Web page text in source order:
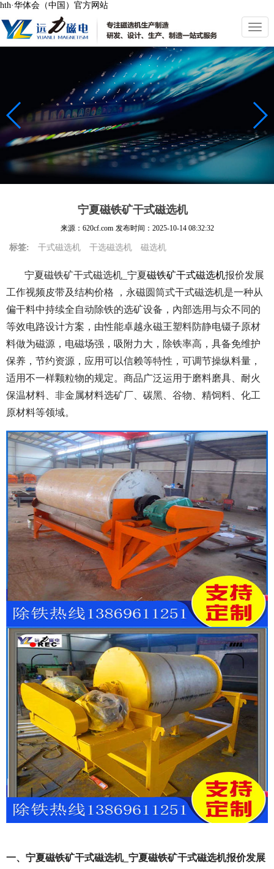
hth·华体会（中国）官方网站
切
换
导
航
宁夏磁铁矿干式磁选机
来源：620cf.com 发布时间： 2025-10-14 08:32:32
标签: 干式磁选机 干选磁选机 磁选机
宁夏磁铁矿干式磁选机_宁夏磁铁矿干式磁选机报价发展
工作视频皮带及结构价格 ，永磁圆筒式干式磁选机是一种从
偏干料中持续全自动除铁的选矿设备，內部选用与众不同的
等效电路设计方案，由性能卓越永磁王塑料防静电镊子原材
料做为磁源，电磁场强，吸附力大，除铁率高，具备免维护
保养，节约资源，应用可以信赖等特性，可调节操纵料量，
适用不一样颗粒物的规定。商品广泛运用于磨料磨具、耐火
保温材料、非金属材料选矿厂、碳黑、谷物、精饲料、化工
原材料等领域。
一、宁夏磁铁矿干式磁选机_宁夏磁铁矿干式磁选机报价发展